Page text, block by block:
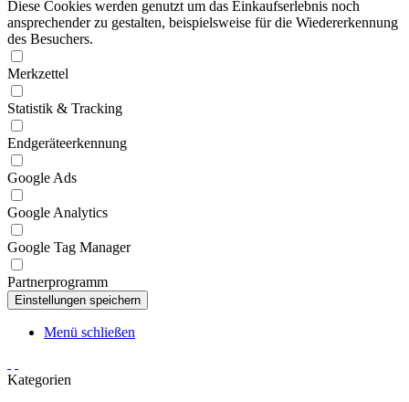
Diese Cookies werden genutzt um das Einkaufserlebnis noch
ansprechender zu gestalten, beispielsweise für die Wiedererkennung
des Besuchers.
Merkzettel
Statistik & Tracking
Endgeräteerkennung
Google Ads
Google Analytics
Google Tag Manager
Partnerprogramm
Menü schließen
Kategorien